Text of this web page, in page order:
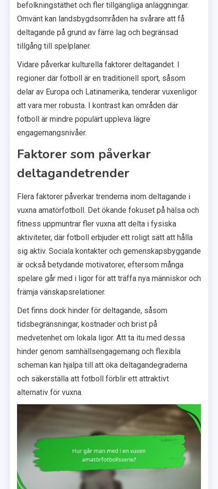
befolkningstäthet och fler tillgängliga anläggningar.
Omvänt kan landsbygdsområden ha svårare att få
deltagande på grund av färre lag och begränsad
tillgång till spelplaner.
Vidare påverkar kulturella faktorer deltagandet. I
regioner där fotboll är en traditionell sport, såsom
delar av Europa och Latinamerika, tenderar vuxenligor
att vara mer robusta. I kontrast kan områden där
fotboll är mindre populärt uppleva lägre
engagemangsnivåer.
Faktorer som påverkar
deltagandetrender
Flera faktorer påverkar trenderna inom deltagande i
vuxna amatörfotboll. Det ökande fokuset på hälsa och
fitness uppmuntrar fler vuxna att delta i fysiska
aktiviteter, där fotboll erbjuder ett roligt sätt att hålla
sig aktiv. Sociala kontakter och gemenskapsbyggande
är också betydande motivatorer, eftersom många
spelare går med i ligor för att träffa nya människor och
främja vänskapsrelationer.
Det finns dock hinder för deltagande, såsom
tidsbegränsningar, kostnader och brist på
medvetenhet om lokala ligor. Att ta itu med dessa
hinder genom samhällsengagemang och flexibla
scheman kan hjälpa till att öka deltagandegraderna
och säkerställa att fotboll förblir ett attraktivt
alternativ för vuxna.